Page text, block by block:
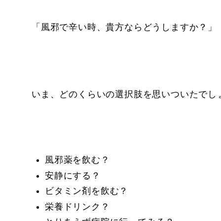
「風邪で辛い時、貴方ならどうしますか？」
いま、どのくらいの選択肢を思いついたでし
風邪薬を飲む？
安静にする？
ビタミン剤を飲む？
栄養ドリンク？